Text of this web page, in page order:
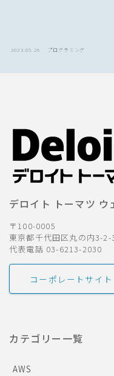
2023.05.26 プログラミング
デロイト トーマツ ウ
〒100-0005
東京都千代田区丸の内3-
代表電話 03-6213-2030
コーポレートサイト
カテゴリー一覧
AWS